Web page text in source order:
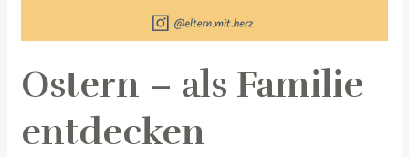
Ostern – als Familie
entdecken